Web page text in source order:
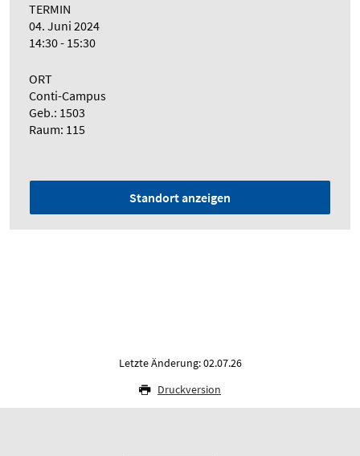
TERMIN
04. Juni 2024
14:30 - 15:30
ORT
Conti-Campus
Geb.: 1503
Raum: 115
Standort anzeigen
Letzte Änderung: 02.07.26
Druckversion